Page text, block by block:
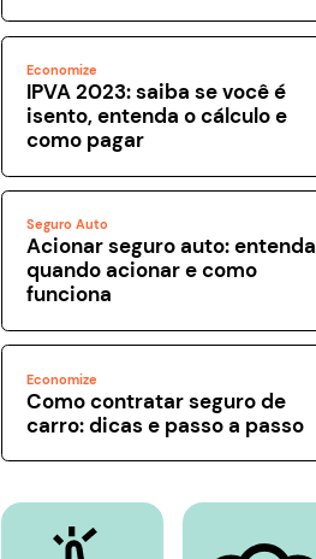
Economize
IPVA 2023: saiba se você é
isento, entenda o cálculo e
como pagar
Seguro Auto
Acionar seguro auto: entenda
quando acionar e como
funciona
Economize
Como contratar seguro de
carro: dicas e passo a passo